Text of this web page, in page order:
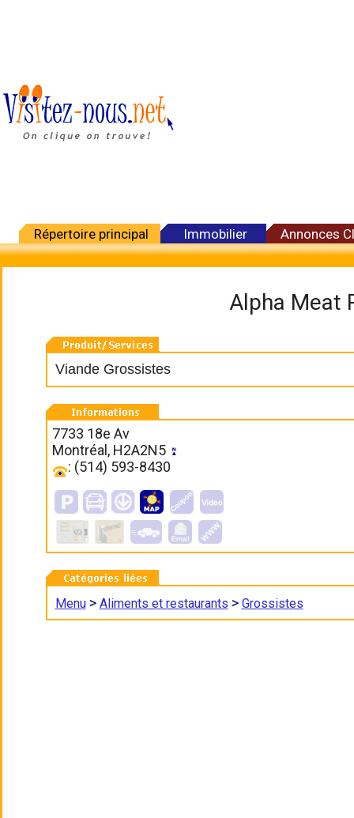
Répertoire principal Immobilier Annonces
Alpha Meat
Viande Grossistes
7733 18e Av
Montréal, H2A2N5
: (514) 593-8430
Menu> Aliments et restaurants > Grossistes